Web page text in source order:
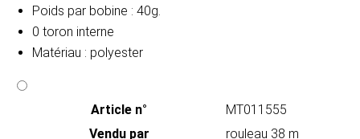
Poids par bobine : 40g.
0 toron interne
Matériau : polyester
Article n°
MT011555
Vendu par
rouleau 38 m